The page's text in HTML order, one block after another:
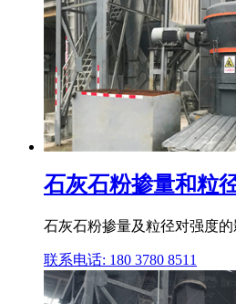
石灰石粉掺量和粒
石灰石粉掺量及粒径对强度
联系电话: 180 3780 8511